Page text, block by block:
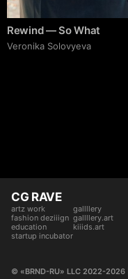
Rewind — So What
Veronika Solovyeva
CG RAVE
artz work
fashion deziiign
education
startup incubator
gallllery
gallllery.art
kiiids.art
© «BRND-RU» LLC 2022-2026